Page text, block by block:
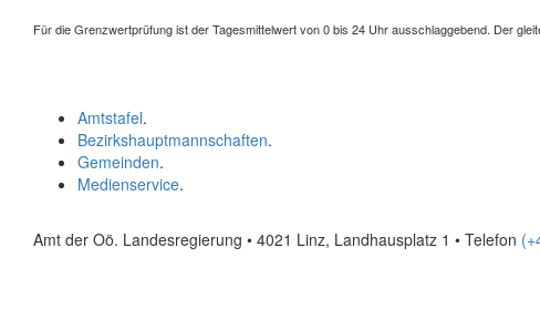
Für die Grenzwertprüfung ist der Tagesmittelwert von 0 bis 24 Uhr ausschlaggebend. Der
Amtstafel.
Bezirkshauptmannschaften.
Gemeinden.
Medienservice.
Amt der Oö. Landesregierung • 4021 Linz, Landhausplatz 1 • Telefon